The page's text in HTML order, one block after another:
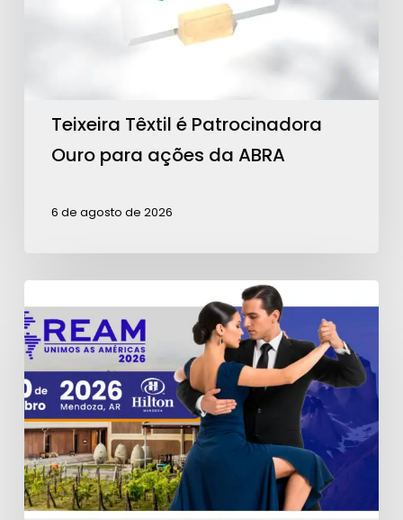
Teixeira Têxtil é Patrocinadora
Ouro para ações da ABRA
6 de agosto de 2026
regressiva
para
a
REAM
2026:
garanta
seu
ingresso!